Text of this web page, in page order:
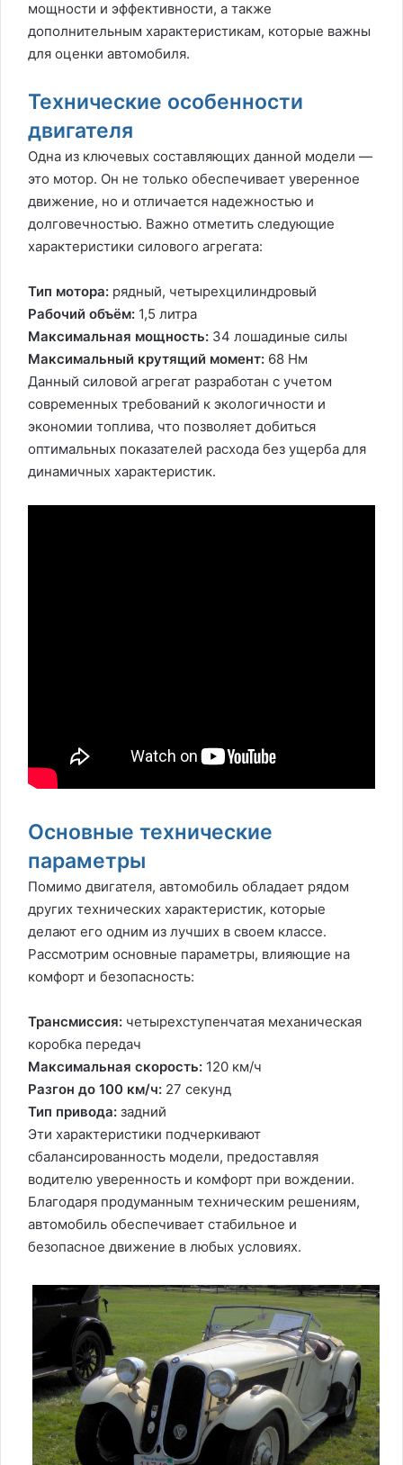
мощности и эффективности, а также
дополнительным характеристикам, которые важны
для оценки автомобиля.
Технические особенности
двигателя
Одна из ключевых составляющих данной модели —
это мотор. Он не только обеспечивает уверенное
движение, но и отличается надежностью и
долговечностью. Важно отметить следующие
характеристики силового агрегата:
Тип мотора: рядный, четырехцилиндровый
Рабочий объём: 1,5 литра
Максимальная мощность: 34 лошадиные силы
Максимальный крутящий момент: 68 Нм
Данный силовой агрегат разработан с учетом
современных требований к экологичности и
экономии топлива, что позволяет добиться
оптимальных показателей расхода без ущерба для
динамичных характеристик.
Основные технические
параметры
Помимо двигателя, автомобиль обладает рядом
других технических характеристик, которые
делают его одним из лучших в своем классе.
Рассмотрим основные параметры, влияющие на
комфорт и безопасность:
Трансмиссия: четырехступенчатая механическая
коробка передач
Максимальная скорость: 120 км/ч
Разгон до 100 км/ч: 27 секунд
Тип привода: задний
Эти характеристики подчеркивают
сбалансированность модели, предоставляя
водителю уверенность и комфорт при вождении.
Благодаря продуманным техническим решениям,
автомобиль обеспечивает стабильное и
безопасное движение в любых условиях.